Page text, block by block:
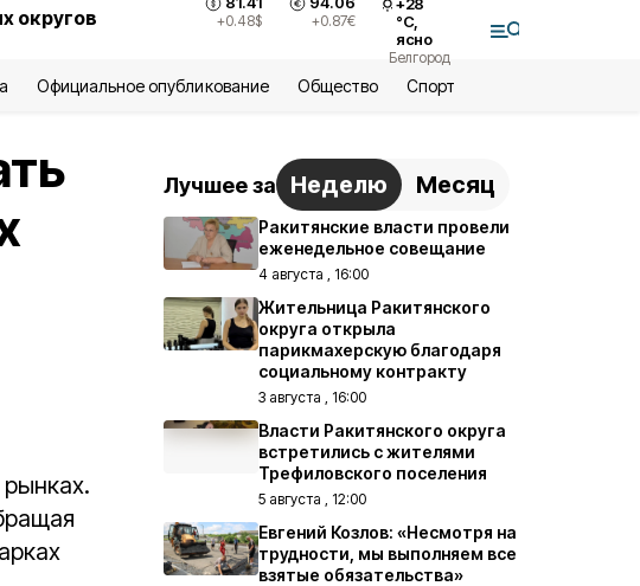
округов
+0.48$ +0.87€
°С,
ясно
Белгород
Официальное опубликование Общество Спорт
Лучшее за Неделю Месяц
Ракитянские власти провели
еженедельное совещание
4 августа , 16:00
Жительница Ракитянского
округа открыла
парикмахерскую благодаря
социальному контракту
3 августа , 16:00
Власти Ракитянского округа
встретились с жителями
Трефиловского поселения
5 августа , 12:00
Евгений Козлов: «Несмотря на
трудности, мы выполняем все
взятые обязательства»